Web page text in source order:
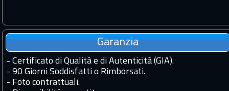
Garanzia
- Certificato di Qualità e di Autenticità (GIA).
- 90 Giorni Soddisfatti o Rimborsati.
- Foto contrattuali.